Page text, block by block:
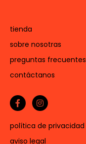
tienda
sobre nosotras
preguntas frecuentes
contáctanos
política de privacidad
aviso legal